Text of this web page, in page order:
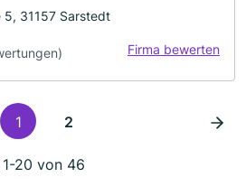
31157 Sarstedt
Firma bewerten
1 2
1-20 von 46